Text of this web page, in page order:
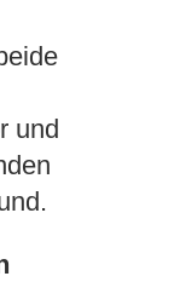
und